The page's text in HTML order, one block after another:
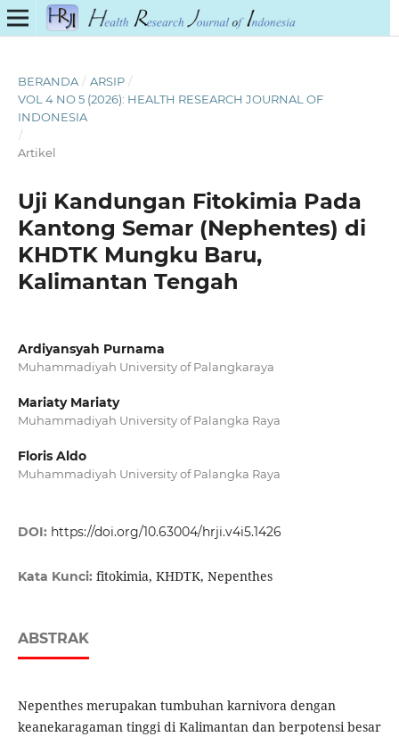
BERANDA / ARSIP /
VOL 4 NO 5 (2026): HEALTH RESEARCH JOURNAL OF
INDONESIA
/
Artikel
Uji Kandungan Fitokimia Pada
Kantong Semar (Nephentes) di
KHDTK Mungku Baru,
Kalimantan Tengah
Ardiyansyah Purnama
Muhammadiyah University of Palangkaraya
Mariaty Mariaty
Muhammadiyah University of Palangka Raya
Floris Aldo
Muhammadiyah University of Palangka Raya
DOI: https://doi.org/10.63004/hrji.v4i5.1426
Kata Kunci: fitokimia, KHDTK, Nepenthes
ABSTRAK
Nepenthes merupakan tumbuhan karnivora dengan
keanekaragaman tinggi di Kalimantan dan berpotensi besar